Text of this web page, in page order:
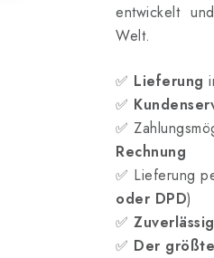
entwickelt
Welt.
✅ Lieferung
✅
✅
Rechnung
✅ Lieferung
oder DPD)
✅
✅ Der